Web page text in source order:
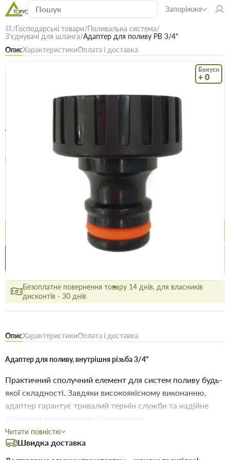
Запоріжжя
Господарські товари Поливальна система
З'єднувачі для шланга Адаптер для поливу РВ 3/4"
ОписХарактеристикиОплата і доставка
Бонуси
+ 0
Адаптер для поливу РВ 3/4"
Безкоштовна доставка! Від 15000 грн єВідновлення
Товари для саду та городу
18.2 грн
Купити
Безоплатне повернення товару 14 днів, для власників
дисконтів - 30 днів
ОписХарактеристикиОплата і доставка
Адаптер для поливу, внутрішня різьба 3/4"
Практичний сполучний елемент для систем поливу будь-
якої складності. Завдяки високоякісному виконанню,
адаптер гарантує тривалий термін служби та надійне
з'єднання при кожному підключенні.
Особливості:стійкість до перепадів температури,
Читати повністю
Швидка доставка